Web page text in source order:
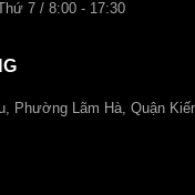
7 / 8:00 - 17:30
Phường Lãm Hà, Quận